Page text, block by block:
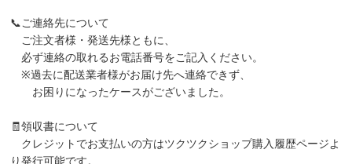
📞ご連絡先について
ご注文者様・発送先様ともに、
必ず連絡の取れるお電話番号をご記入ください。
※過去に配送業者様がお届け先へ連絡できず、
お困りになったケースがございました。
🧾領収書について
クレジットでお支払いの方はツクツクショップ購入履歴ページよ
り発行可能です。